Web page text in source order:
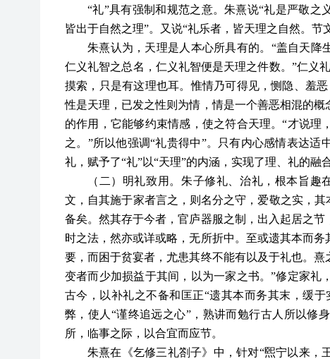
“礼”具有强制和规范之意。朱熹说“礼是严敬之
皆出于自然之理”。又说“礼乐者，皆天理之自然。
朱熹认为，天理是人本心所具有的。“盖自天降
仁义礼智之总名，仁义礼智便是天理之件数。”仁义
摸索，只是有这理也耳。惟情乃可得见，恻隐、羞
性是天理，已发之性则为情，情是一个善恶相混的
的作用，它能够约束情感，使之符合天理。“才说理
之。”所以他强调“礼贵得中”。只有内心感情表达
礼，赋予了“礼”以“天理”的内涵，实现了理、礼的融
（二）明礼致用。朱子修礼、治礼，根本旨
文，自其施于家者言之，则名分之守，爱敬之实，
备矣。然其存于今者，官庐器服之制，出入起居之
时之法，然亦或详或略，无所折中。至或遗其本而
要，而困于贫宴者，尤患其终不能有以及于礼也。
变者而少加损益于其间，以为一家之书。”修定家礼
古今，以补礼之不备和匡正“遗其本而务其末，缓
弊，使人“谨终追远之心”，熟讲而勉行古人所以修
所，临事之际，以合宜而应节。
朱熹在《乞修三礼劄子》中，针对“煕宁以来，